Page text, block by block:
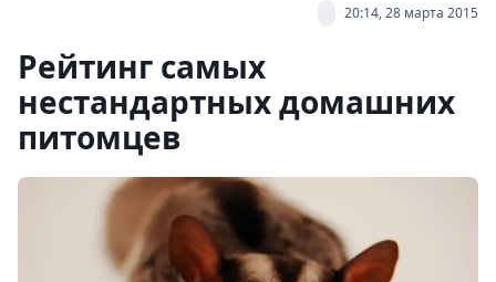
20:14, 28 марта 2015
Рейтинг самых
нестандартных домашних
питомцев